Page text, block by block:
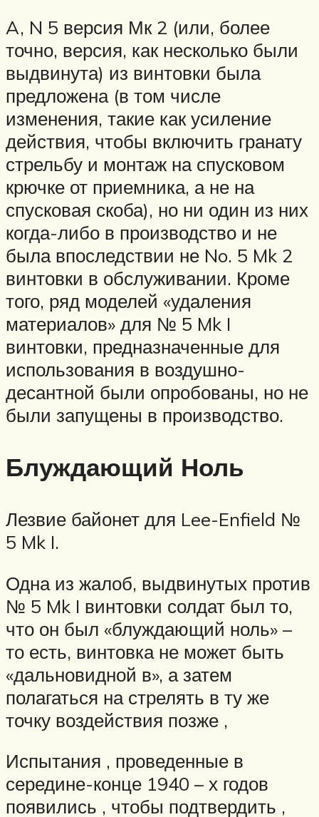
A, N 5 версия Мк 2 (или, более
точно, версия, как несколько были
выдвинута) из винтовки была
предложена (в том числе
изменения, такие как усиление
действия, чтобы включить гранату
стрельбу и монтаж на спусковом
крючке от приемника, а не на
спусковая скоба), но ни один из них
когда-либо в производство и не
была впоследствии не No. 5 Mk 2
винтовки в обслуживании. Кроме
того, ряд моделей «удаления
материалов» для № 5 Mk I
винтовки, предназначенные для
использования в воздушно-
десантной были опробованы, но не
были запущены в производство.
Блуждающий Ноль
Лезвие байонет для Lee-Enfield №
5 Mk I.
Одна из жалоб, выдвинутых против
№ 5 Mk I винтовки солдат был то,
что он был «блуждающий ноль» –
то есть, винтовка не может быть
«дальновидной в», а затем
полагаться на стрелять в ту же
точку воздействия позже ,
Испытания , проведенные в
середине-конце 1940 – х годов
появились , чтобы подтвердить ,